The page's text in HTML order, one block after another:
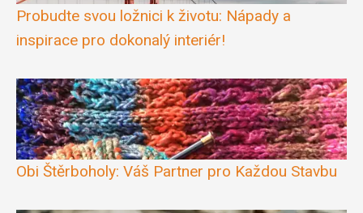
Probudte svou ložnici k životu: Nápady a
inspirace pro dokonalý interiér!
Obi Štěrboholy: Váš Partner pro Každou Stavbu